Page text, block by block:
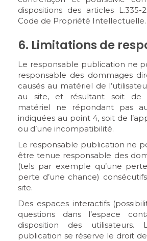
dispositions des articles
Code de Propriété Intellectuelle.
6. Limitations de
Le responsable publication ne
responsable des dommages
causés au matériel de
au site, et résultant soit de
matériel ne répondant pas
indiquées au point 4, soit de
ou d’une incompatibilité.
Le responsable publication ne
être tenue responsable des
(tels par exemple qu’une
perte d’une chance)
site.
Des espaces interactifs
questions dans l’espace
disposition des utilisateurs.
publication se réserve le droit